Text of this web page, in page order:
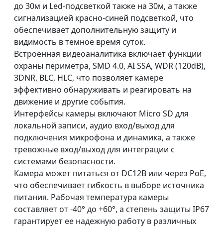
до 30м и Led-подсветкой также на 30м, а также
сигнализацией красно-синей подсветкой, что
обеспечивает дополнительную защиту и
видимость в темное время суток.
Встроенная видеоаналитика включает функции
охраны периметра, SMD 4.0, AI SSA, WDR (120dB),
3DNR, BLC, HLC, что позволяет камере
эффективно обнаруживать и реагировать на
движение и другие события.
Интерфейсы камеры включают Micro SD для
локальной записи, аудио вход/выход для
подключения микрофона и динамика, а также
тревожные вход/выход для интеграции с
системами безопасности.
Камера может питаться от DC12В или через PoE,
что обеспечивает гибкость в выборе источника
питания. Рабочая температура камеры
составляет от -40° до +60°, а степень защиты IP67
гарантирует ее надежную работу в различных